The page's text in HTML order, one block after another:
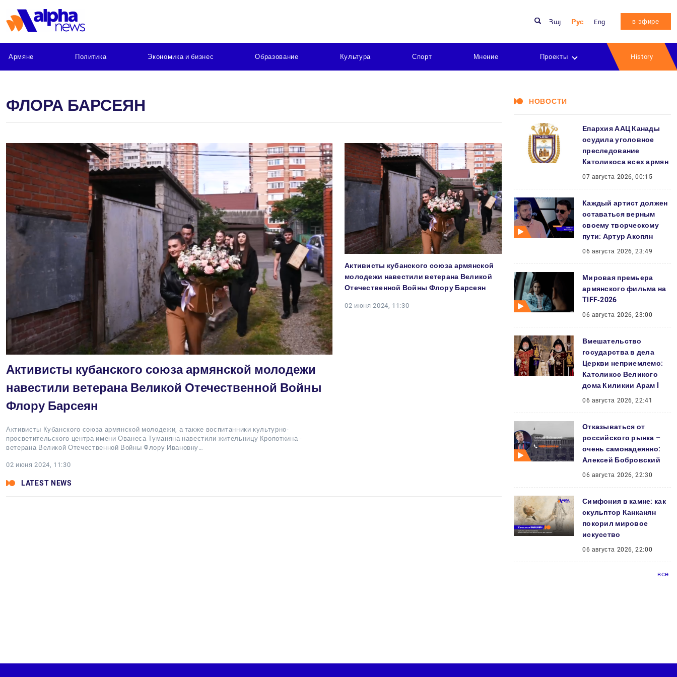
Հայ Рус Eng в эфире
Армяне Политика Экономика и бизнес Образование Культура Спорт Мнение Проекты History
ФЛОРА БАРСЕЯН
Активисты кубанского союза армянской молодежи
навестили ветерана Великой Отечественной Войны
Флору Барсеян
Активисты Кубанского союза армянской молодежи, а также воспитанники культурно-
просветительского центра имени Ованеса Туманяна навестили жительницу Кропоткина -
ветерана Великой Отечественной Войны Флору Ивановну…
02 июня 2024, 11:30
Активисты кубанского союза армянской
молодежи навестили ветерана Великой
Отечественной Войны Флору Барсеян
02 июня 2024, 11:30
LATEST NEWS
НОВОСТИ
Епархия ААЦ Канады
осудила уголовное
преследование
Католикоса всех армян
07 августа 2026, 00:15
Каждый артист должен
оставаться верным
своему творческому
пути: Артур Акопян
06 августа 2026, 23:49
Мировая премьера
армянского фильма на
TIFF‑2026
06 августа 2026, 23:00
Вмешательство
государства в дела
Церкви неприемлемо:
Католикос Великого
дома Киликии Арам I
06 августа 2026, 22:41
Отказываться от
российского рынка –
очень самонадеянно:
Алексей Бобровский
06 августа 2026, 22:30
Симфония в камне: как
скульптор Канканян
покорил мировое
искусство
06 августа 2026, 22:00
все